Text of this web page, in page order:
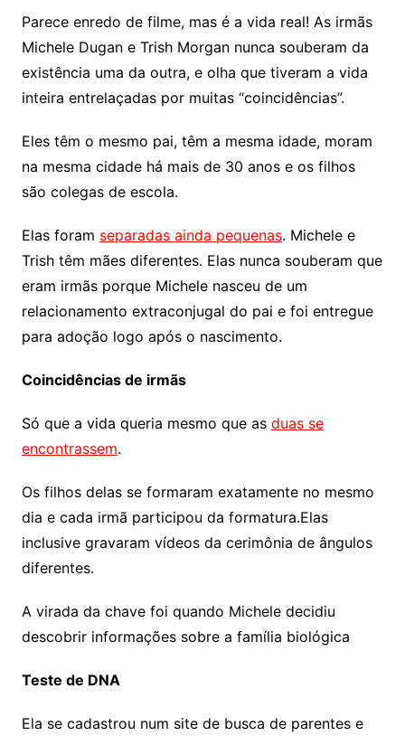
Parece enredo de filme, mas é a vida real! As irmãs
Michele Dugan e Trish Morgan nunca souberam da
existência uma da outra, e olha que tiveram a vida
inteira entrelaçadas por muitas “coincidências”.
Eles têm o mesmo pai, têm a mesma idade, moram
na mesma cidade há mais de 30 anos e os filhos
são colegas de escola.
Elas foram separadas ainda pequenas. Michele e
Trish têm mães diferentes. Elas nunca souberam que
eram irmãs porque Michele nasceu de um
relacionamento extraconjugal do pai e foi entregue
para adoção logo após o nascimento.
Coincidências de irmãs
Só que a vida queria mesmo que as duas se
encontrassem.
Os filhos delas se formaram exatamente no mesmo
dia e cada irmã participou da formatura.Elas
inclusive gravaram vídeos da cerimônia de ângulos
diferentes.
A virada da chave foi quando Michele decidiu
descobrir informações sobre a família biológica
Teste de DNA
Ela se cadastrou num site de busca de parentes e